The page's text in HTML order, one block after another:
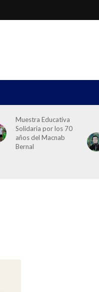
Muestra Educativa
Solidaria por los 70
años del Macnab
Bernal